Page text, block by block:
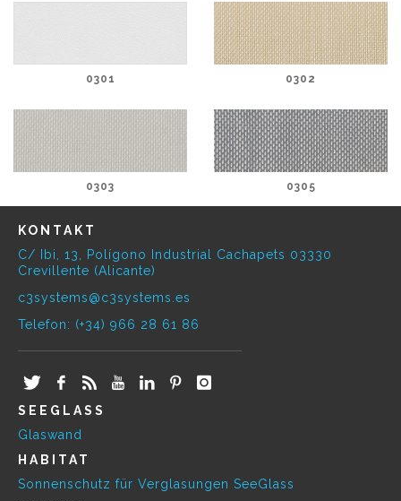
0301 0302
0303 0305
KONTAKT
C/ Ibi, 13, Polígono Industrial Cachapets 03330
Crevillente (Alicante)
c3systems@c3systems.es
Telefon: (+34) 966 28 61 86
SEEGLASS
Glaswand
HABITAT
Sonnenschutz für Verglasungen SeeGlass